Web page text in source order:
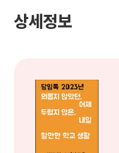
상세정보